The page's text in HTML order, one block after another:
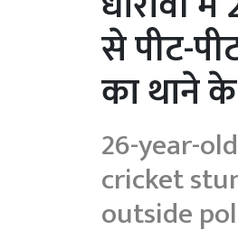
से पीट-
का थाने के
26-year-
cricket
outside